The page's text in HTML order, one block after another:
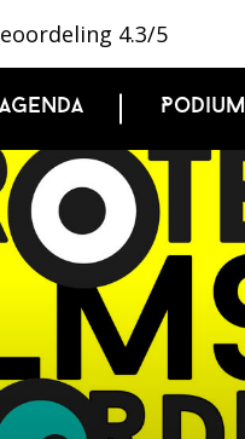
4.3/5
Agenda Podium